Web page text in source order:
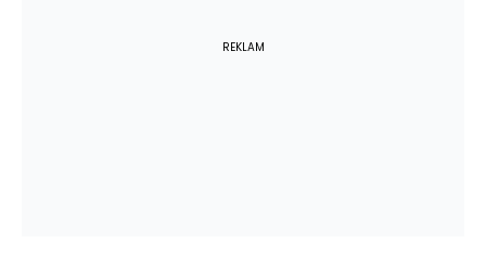
REKLAM